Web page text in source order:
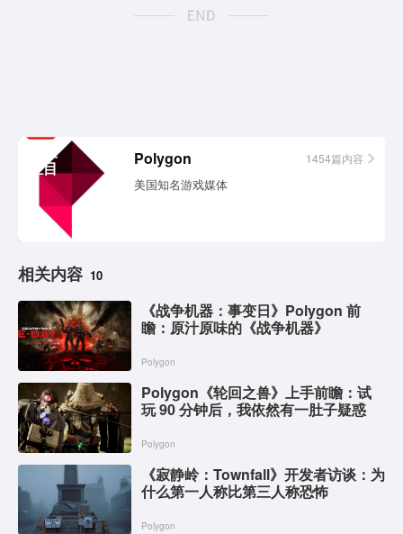
相关
栏目
Polygon 1454篇内容
美国知名游戏媒体
相关内容 10
《战争机器：事变日》Polygon 前
瞻：原汁原味的《战争机器》
Polygon
Polygon《轮回之兽》上手前瞻：试
玩 90 分钟后，我依然有一肚子疑惑
Polygon
《寂静岭：Townfall》开发者访谈：为
什么第一人称比第三人称恐怖
Polygon